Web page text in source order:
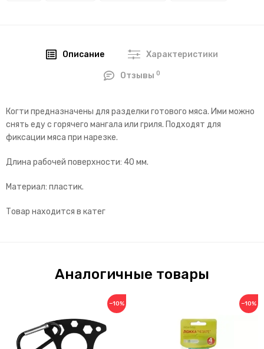
Описание Характеристики
Отзывы0
Когти предназначены для разделки готового мяса. Ими можно
снять еду с горячего мангала или гриля. Подходят для
фиксации мяса при нарезке.
Длина рабочей поверхности: 40 мм.
Материал: пластик.
Товар находится в катег
Аналогичные товары
−10% −10%